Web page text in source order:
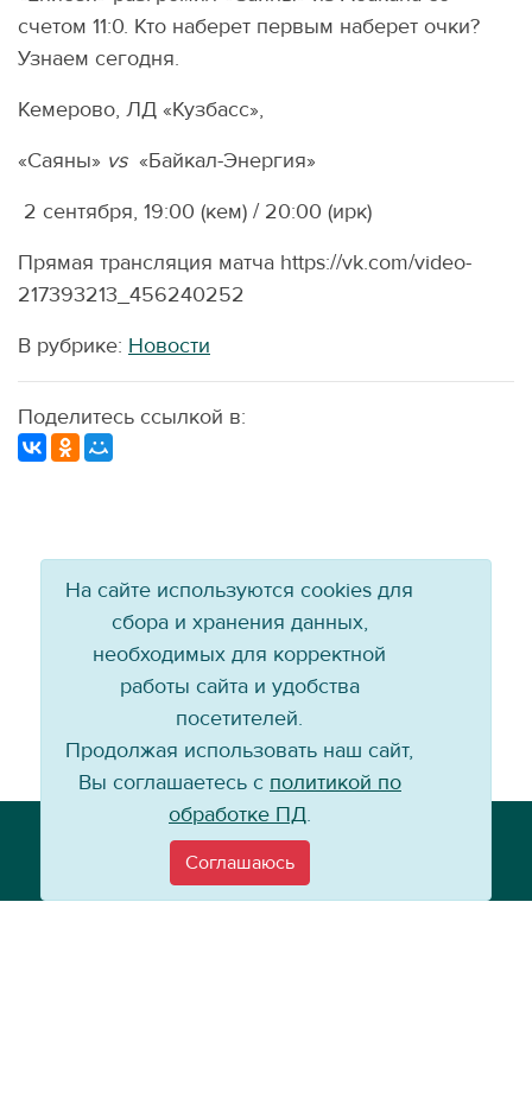
счетом 11:0. Кто наберет первым наберет очки?
Узнаем сегодня.
Кемерово, ЛД «Кузбасс»,
«Саяны» vs«Байкал-Энергия»
2 сентября, 19:00 (кем) / 20:00 (ирк)
Прямая трансляция матча https://vk.com/video-
217393213_456240252
В рубрике: Новости
Поделитесь ссылкой в:
Email:info@baikal-energy.ru
На сайте используются cookies для
сбора и хранения данных,
необходимых для корректной
работы сайта и удобства
посетителей.
Продолжая использовать наш сайт,
Вы соглашаетесь с политикой по
обработке ПД.
Соглашаюсь